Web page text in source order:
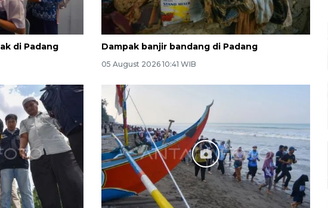
di Padang Dampak banjir bandang di Padang
05 August 2026 10:41 WIB